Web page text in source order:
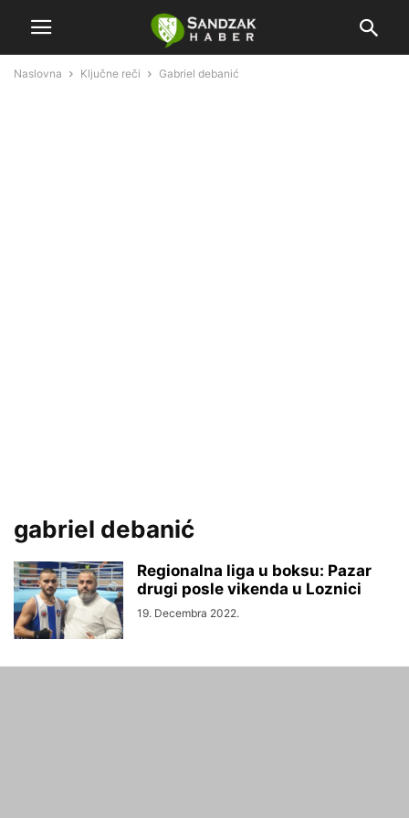
Naslovna Ključne reči Gabriel debanić
gabriel debanić
Regionalna liga u boksu: Pazar
drugi posle vikenda u Loznici
19. Decembra 2022.